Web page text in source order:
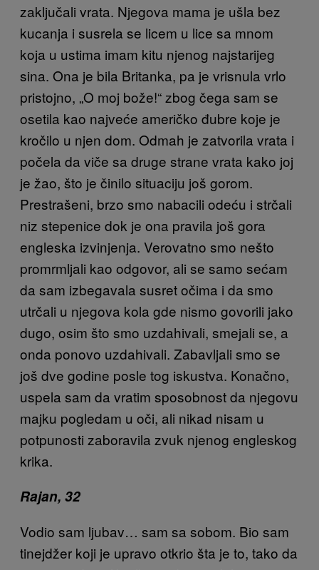
zaključali vrata. Njegova mama je ušla bez
kucanja i susrela se licem u lice sa mnom
koja u ustima imam kitu njenog najstarijeg
sina. Ona je bila Britanka, pa je vrisnula vrlo
pristojno, „O moj bože!“ zbog čega sam se
osetila kao najveće američko đubre koje je
kročilo u njen dom. Odmah je zatvorila vrata i
počela da viče sa druge strane vrata kako joj
je žao, što je činilo situaciju još gorom.
Prestrašeni, brzo smo nabacili odeću i strčali
niz stepenice dok je ona pravila još gora
engleska izvinjenja. Verovatno smo nešto
promrmljali kao odgovor, ali se samo sećam
da sam izbegavala susret očima i da smo
utrčali u njegova kola gde nismo govorili jako
dugo, osim što smo uzdahivali, smejali se, a
onda ponovo uzdahivali. Zabavljali smo se
još dve godine posle tog iskustva. Konačno,
uspela sam da vratim sposobnost da njegovu
majku pogledam u oči, ali nikad nisam u
potpunosti zaboravila zvuk njenog engleskog
krika.
Rajan, 32
Vodio sam ljubav… sam sa sobom. Bio sam
tinejdžer koji je upravo otkrio šta je to, tako da